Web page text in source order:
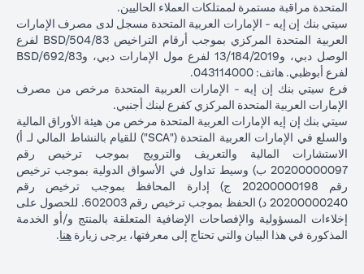
المتحدة مراقبة مستمرة لممتلكات العملاء الحاليين.
سيتي بنك إن إيه - الإمارات العربية المتحدة مسجل لدى مصرف الإمارات
العربية المتحدة المركزي بموجب أرقام التراخيص BSD/504/83 لفرع
الوصل دبي، و13/184/2019 لفرع مول الإمارات دبي، وBSD/692/83
لفرع أبوظبي. هاتف: 043114000.
فرع سيتي بنك إن إيه - الإمارات العربية المتحدة مرخص من مصرف
الإمارات العربية المتحدة المركزي كفرع لبنك أجنبي.
سيتي بنك إن إيه الإمارات العربية المتحدة مرخص من هيئة الأوراق المالية
والسلع في الإمارات العربية المتحدة ("SCA") للقيام بالنشاط المالي لـ أ)
الاستشارات المالية والتعريف والترويج بموجب ترخيص رقم
20200000097 ب) وسيط تداول في الأسواق الدولية بموجب ترخيص
رقم 20200000198 ج) إدارة المحافظ بموجب ترخيص رقم
20200000240 د) الحفظ بموجب ترخيص رقم 602003. للحصول على
إخلاءات المسؤولية والإفصاحات الإضافية المتعلقة بالمنتج و/أو الخدمة
المذكورة في هذا البيان والتي تحتاج إلى معرفتها، يرجى زيارة هنا.